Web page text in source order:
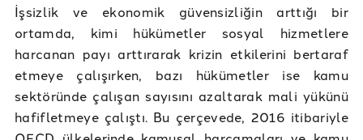
İşsizlik ve ekonomik güvensizliğin arttığı bir
ortamda, kimi hükümetler sosyal hizmetlere
harcanan payı arttırarak krizin etkilerini bertaraf
etmeye çalışırken, bazı hükümetler ise kamu
sektöründe çalışan sayısını azaltarak mali yükünü
hafifletmeye çalıştı. Bu çerçevede, 2016 itibariyle